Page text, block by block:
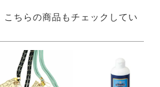
こちらの商品もチェックしてい